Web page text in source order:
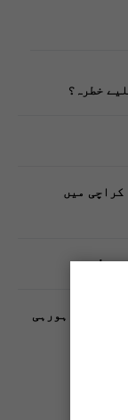
خطرہ؟
کراچی میں
مہم!
ثابت ہورہی